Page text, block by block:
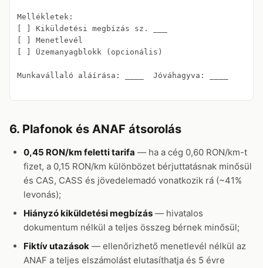
Mellékletek:
[ ] Kiküldetési megbízás sz. ___
[ ] Menetlevél
[ ] Üzemanyagblokk (opcionális)
Munkavállaló aláírása: ____  Jóváhagyva: ____
6. Plafonok és ANAF átsorolás
0,45 RON/km feletti tarifa — ha a cég 0,60 RON/km-t
fizet, a 0,15 RON/km különbözet bérjuttatásnak minősül
és CAS, CASS és jövedelemadó vonatkozik rá (~41%
levonás);
Hiányzó kiküldetési megbízás — hivatalos
dokumentum nélkül a teljes összeg bérnek minősül;
Fiktív utazások — ellenőrizhető menetlevél nélkül az
ANAF a teljes elszámolást elutasíthatja és 5 évre